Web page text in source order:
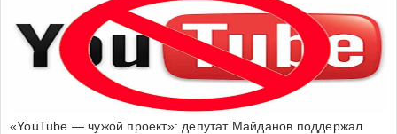
«YouTube — чужой проект»: депутат Майданов поддержал